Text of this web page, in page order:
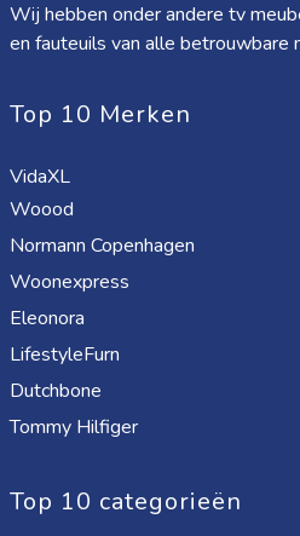
Wij hebben onder andere tv
en fauteuils van alle betrouwbare
Top 10 Merken
VidaXL
Woood
Normann Copenhagen
Woonexpress
Eleonora
LifestyleFurn
Dutchbone
Tommy Hilfiger
Top 10 categorieën